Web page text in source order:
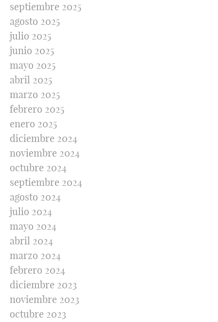
septiembre 2025
agosto 2025
julio 2025
junio 2025
mayo 2025
abril 2025
marzo 2025
febrero 2025
enero 2025
diciembre 2024
noviembre 2024
octubre 2024
septiembre 2024
agosto 2024
julio 2024
mayo 2024
abril 2024
marzo 2024
febrero 2024
diciembre 2023
noviembre 2023
octubre 2023